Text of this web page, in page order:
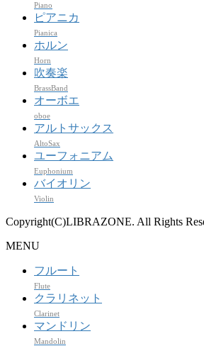
Piano
ピアニカ
Pianica
ホルン
Horn
吹奏楽
BrassBand
オーボエ
oboe
アルトサックス
AltoSax
ユーフォニアム
Euphonium
バイオリン
Violin
Copyright(C)LIBRAZONE. All Rights
MENU
フルート
Flute
クラリネット
Clarinet
マンドリン
Mandolin